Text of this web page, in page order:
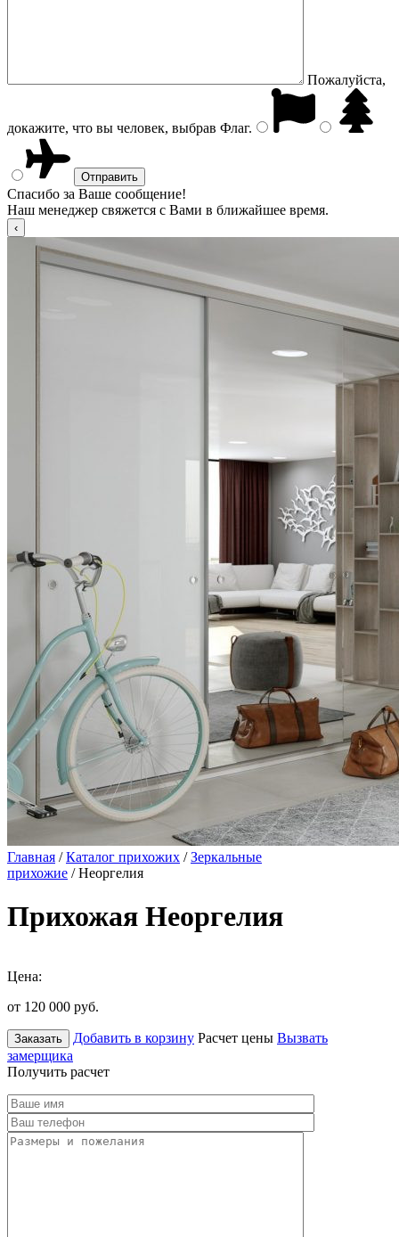
Пожалуйста,
докажите, что вы человек, выбрав Флаг.
Спасибо за Ваше сообщение!
Наш менеджер свяжется с Вами в ближайшее время.
Главная /Каталог прихожих /Зеркальные
прихожие / Неоргелия
Прихожая Неоргелия
Цена:
от 120 000 руб.
Заказать Добавить в корзину Расчет цены Вызвать
замерщика
Получить расчет